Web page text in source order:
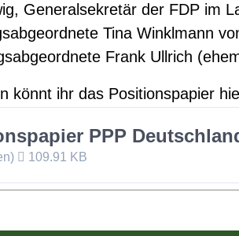
Generalsekretär der FDP im
Tina Winklmann
Frank Ullrich
könnt ihr das Positionspapier
PPP
109.91 KB